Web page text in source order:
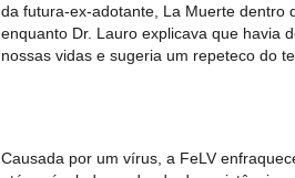
da futura-ex-adotante, La Muerte dentro
enquanto Dr. Lauro explicava que havia
nossas vidas e sugeria um repeteco do
Causada por um vírus, a FeLV